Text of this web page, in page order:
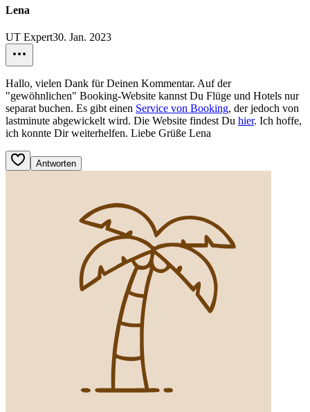
Lena
UT Expert30. Jan. 2023
Hallo, vielen Dank für Deinen Kommentar. Auf der
"gewöhnlichen" Booking-Website kannst Du Flüge und Hotels nur
separat buchen. Es gibt einen Service von Booking, der jedoch von
lastminute abgewickelt wird. Die Website findest Du hier. Ich hoffe,
ich konnte Dir weiterhelfen. Liebe Grüße Lena
Antworten